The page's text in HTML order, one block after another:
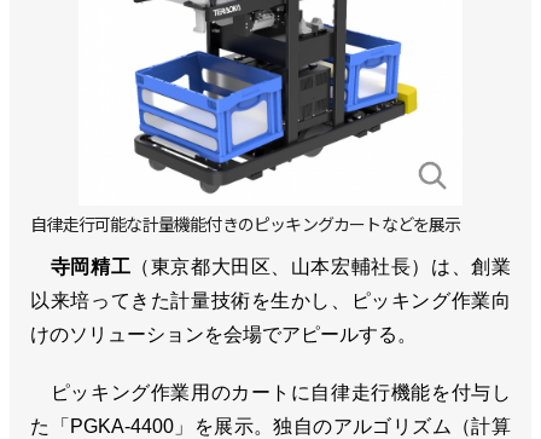
自律走行可能な計量機能付きのピッキングカートなどを展示
寺岡精工 （東京都大田区、山本宏輔社長）は、創業
以来培ってきた計量技術を生かし、ピッキング作業向
けのソリューションを会場でアピールする。
ピッキング作業用のカートに自律走行機能を付与し
た「PGKA-4400」を展示。独自のアルゴリズム（計算